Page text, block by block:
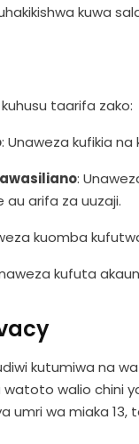
kuwa
taarifa zako:
: Unaweza kufikia
:
arifa za uuzaji.
kuomba
kufuta
kutumiwa na
watoto walio chini
umri wa miaka